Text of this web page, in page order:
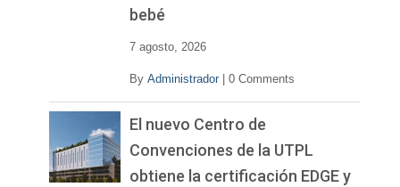
bebé
7 agosto, 2026
By Administrador 0 Comments
El nuevo Centro de
Convenciones de la UTPL
obtiene la certificación EDGE y